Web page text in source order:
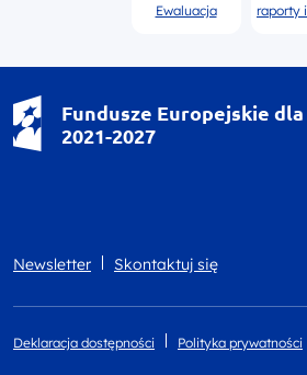
Ewaluacja
raporty
Fundusze Europejskie
2021-2027
Newsletter Skontaktuj się
Deklaracja dostępności Polityka prywatności